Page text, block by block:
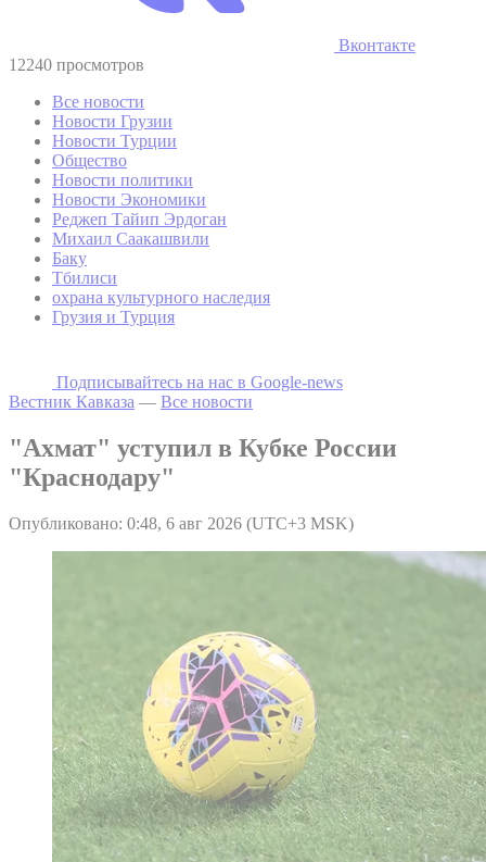
Вконтакте
12240 просмотров
Все новости
Новости Грузии
Новости Турции
Общество
Новости политики
Новости Экономики
Реджеп Тайип Эрдоган
Михаил Саакашвили
Баку
Тбилиси
охрана культурного наследия
Грузия и Турция
Подписывайтесь на наc в Google-news
Вестник Кавказа — Все новости
"Ахмат" уступил в Кубке России
"Краснодару"
Опубликовано: 0:48, 6 авг 2026 (UTC+3 MSK)